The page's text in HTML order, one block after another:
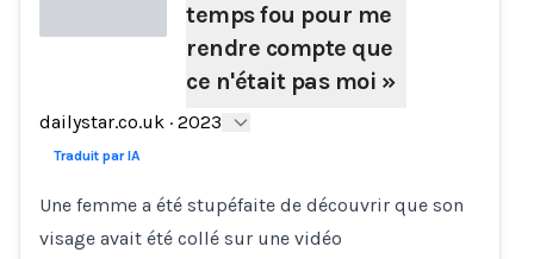
temps fou pour me
rendre compte que
ce n'était pas moi »
dailystar.co.uk · 2023
Traduit par IA
Une femme a été stupéfaite de découvrir que son
visage avait été collé sur une vidéo